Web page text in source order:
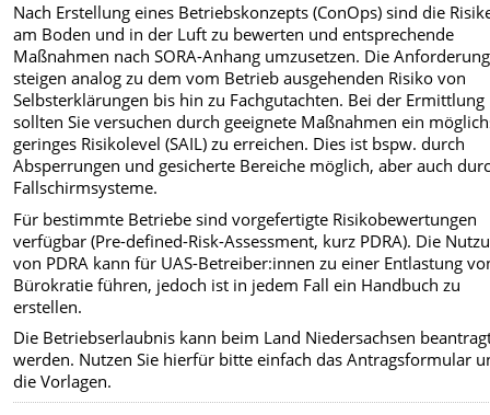
Nach Erstellung eines Betriebskonzepts (ConOps) sind die
am Boden und in der Luft zu bewerten und entsprechende
Maßnahmen nach SORA-Anhang umzusetzen. Die
steigen analog zu dem vom Betrieb ausgehenden Risiko von
Selbsterklärungen bis hin zu Fachgutachten. Bei der Ermittlung
sollten Sie versuchen durch geeignete Maßnahmen ein
geringes Risikolevel (SAIL) zu erreichen. Dies ist bspw. durch
Absperrungen und gesicherte Bereiche möglich, aber auch
Fallschirmsysteme.
Für bestimmte Betriebe sind vorgefertigte Risikobewertungen
verfügbar (Pre-defined-Risk-Assessment, kurz PDRA). Die
von PDRA kann für UAS-Betreiber:innen zu einer Entlastung
Bürokratie führen, jedoch ist in jedem Fall ein Handbuch zu
erstellen.
Die Betriebserlaubnis kann beim Land Niedersachsen
werden. Nutzen Sie hierfür bitte einfach das Antragsformular
die Vorlagen.